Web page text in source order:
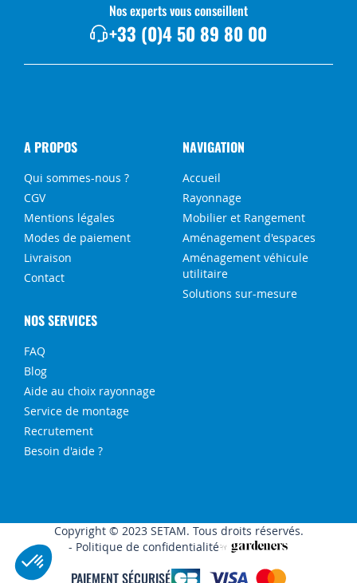
Nos experts vous conseillent
+33 (0)4 50 89 80 00
A PROPOS
Qui sommes-nous ?
CGV
Mentions légales
Modes de paiement
Livraison
Contact
NAVIGATION
Accueil
Rayonnage
Mobilier et Rangement
Aménagement d'espaces
Aménagement véhicule
utilitaire
Solutions sur-mesure
NOS SERVICES
FAQ
Blog
Aide au choix rayonnage
Service de montage
Recrutement
Besoin d'aide ?
Copyright © 2023 SETAM. Tous droits réservés.
Politique de confidentialité
PAIEMENT SÉCURISÉ